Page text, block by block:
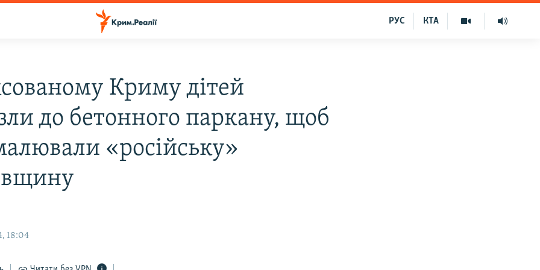
КТА
РУС
Криму дітей
до бетонного паркану, щоб
«російську»
18:04